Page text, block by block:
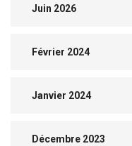
Juin 2026
Février 2024
Janvier 2024
Décembre 2023